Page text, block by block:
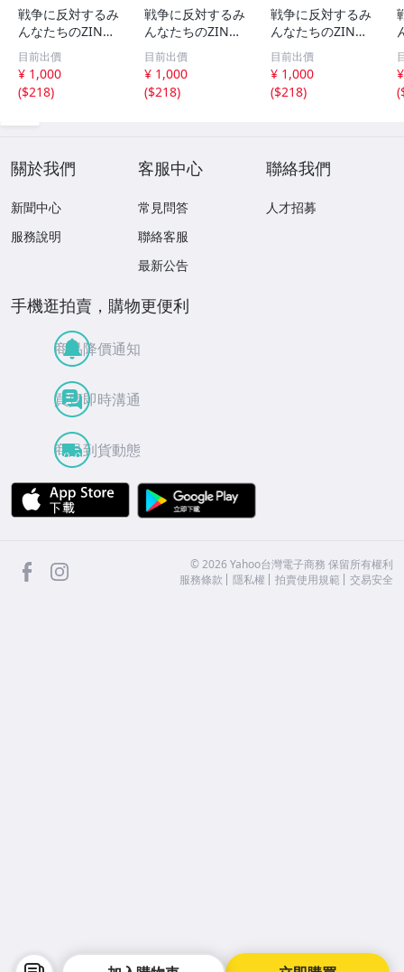
戦争に反対するみ
んなたちのZINE
vol.2 おまけな
し5
目前出價
¥ 1,000
($218)
戦争に反対するみ
んなたちのZINE
vol.2 おまけな
し4
目前出價
¥ 1,000
($218)
戦争に反対するみ
んなたちのZINE
vol.2 おまけな
し3
目前出價
¥ 1,000
($218)
(
關於我們
新聞中心
服務說明
客服中心
常見問答
聯絡客服
最新公告
聯絡我們
人才招募
手機逛拍賣，購物更便利
商品降價通知
買賣即時溝通
商品到貨動態
APP Store
facebook ©2026 Yahoo台灣電子商務 保留所有權利
服務條款
隱私權 拍賣使用規範 交易安全